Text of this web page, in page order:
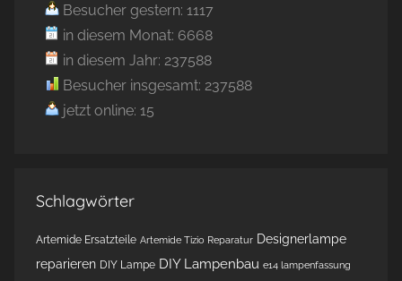
Besucher gestern: 1117
in diesem Monat: 6668
in diesem Jahr: 237588
Besucher insgesamt: 237588
jetzt online: 15
Schlagwörter
Artemide Ersatzteile Artemide Tizio Reparatur Designerlampe
reparieren DIY Lampe DIY Lampenbau e14 lampenfassung